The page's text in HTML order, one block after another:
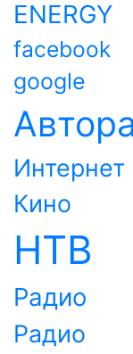
ENERGY
facebook
google
Интернет
Кино
НТВ
Радио
Радио